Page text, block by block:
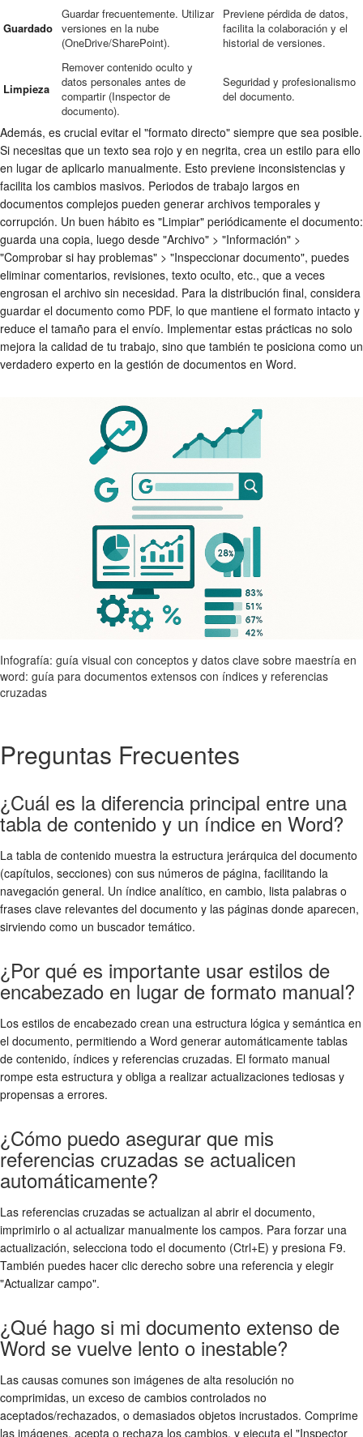
Guardado
Guardar frecuentemente. Utilizar
versiones en la nube
(OneDrive/SharePoint).
Previene pérdida de datos,
facilita la colaboración y el
historial de versiones.
Limpieza
Remover contenido oculto y
datos personales antes de
compartir (Inspector de
documento).
Seguridad y profesionalismo
del documento.
Además, es crucial evitar el "formato directo" siempre que sea posible.
Si necesitas que un texto sea rojo y en negrita, crea un estilo para ello
en lugar de aplicarlo manualmente. Esto previene inconsistencias y
facilita los cambios masivos. Periodos de trabajo largos en
documentos complejos pueden generar archivos temporales y
corrupción. Un buen hábito es "Limpiar" periódicamente el documento:
guarda una copia, luego desde "Archivo" > "Información" >
"Comprobar si hay problemas" > "Inspeccionar documento", puedes
eliminar comentarios, revisiones, texto oculto, etc., que a veces
engrosan el archivo sin necesidad. Para la distribución final, considera
guardar el documento como PDF, lo que mantiene el formato intacto y
reduce el tamaño para el envío. Implementar estas prácticas no solo
mejora la calidad de tu trabajo, sino que también te posiciona como un
verdadero experto en la gestión de documentos en Word.
Infografía: guía visual con conceptos y datos clave sobre maestría en
word: guía para documentos extensos con índices y referencias
cruzadas
Preguntas Frecuentes
¿Cuál es la diferencia principal entre una
tabla de contenido y un índice en Word?
La tabla de contenido muestra la estructura jerárquica del documento
(capítulos, secciones) con sus números de página, facilitando la
navegación general. Un índice analítico, en cambio, lista palabras o
frases clave relevantes del documento y las páginas donde aparecen,
sirviendo como un buscador temático.
¿Por qué es importante usar estilos de
encabezado en lugar de formato manual?
Los estilos de encabezado crean una estructura lógica y semántica en
el documento, permitiendo a Word generar automáticamente tablas
de contenido, índices y referencias cruzadas. El formato manual
rompe esta estructura y obliga a realizar actualizaciones tediosas y
propensas a errores.
¿Cómo puedo asegurar que mis
referencias cruzadas se actualicen
automáticamente?
Las referencias cruzadas se actualizan al abrir el documento,
imprimirlo o al actualizar manualmente los campos. Para forzar una
actualización, selecciona todo el documento (Ctrl+E) y presiona F9.
También puedes hacer clic derecho sobre una referencia y elegir
"Actualizar campo".
¿Qué hago si mi documento extenso de
Word se vuelve lento o inestable?
Las causas comunes son imágenes de alta resolución no
comprimidas, un exceso de cambios controlados no
aceptados/rechazados, o demasiados objetos incrustados. Comprime
las imágenes, acepta o rechaza los cambios, y ejecuta el "Inspector